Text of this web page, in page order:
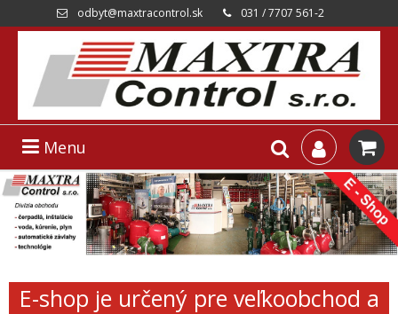
odbyt@maxtracontrol.sk 031 / 7707 561-2
Menu
E-shop je určený pre veľkoobchod a